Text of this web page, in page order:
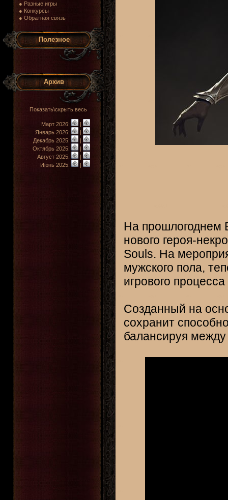
● Разные игры
● Конкурсы
● Обратная связь
Полезное
Архив
Показать\скрыть весь
Март 2026:
|
Январь 2026:
|
Декабрь 2025:
|
Октябрь 2025:
|
Август 2025:
|
Июнь 2025:
|
На прошлогоднем
нового героя-
Souls. На
мужского пола,
игрового
Созданный на
сохранит
балансируя